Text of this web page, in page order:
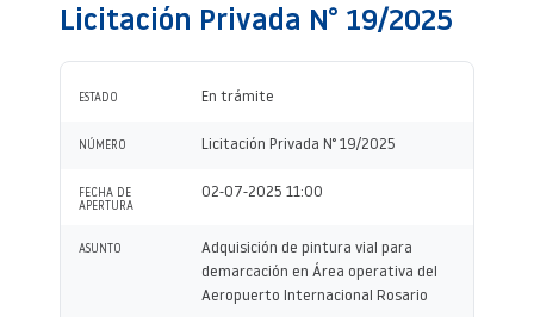
Licitación Privada N° 19/2025
ESTADO En trámite
NÚMERO Licitación Privada N° 19/2025
FECHA DE
APERTURA
02-07-2025 11:00
ASUNTO
Adquisición de pintura vial para
demarcación en Área operativa del
Aeropuerto Internacional Rosario